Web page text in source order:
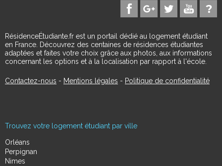
RésidenceÉtudiante.fr est un portail dédié au logement étudiant
en France. Découvrez des centaines de résidences étudiantes
adaptées et faites votre choix grâce aux photos, aux informations
concernant les options et à la localisation par rapport à l'école.
Contactez-nous - Mentions légales - Politique de confidentialité
Trouvez votre logement étudiant par ville
Orléans
Perpignan
Nimes